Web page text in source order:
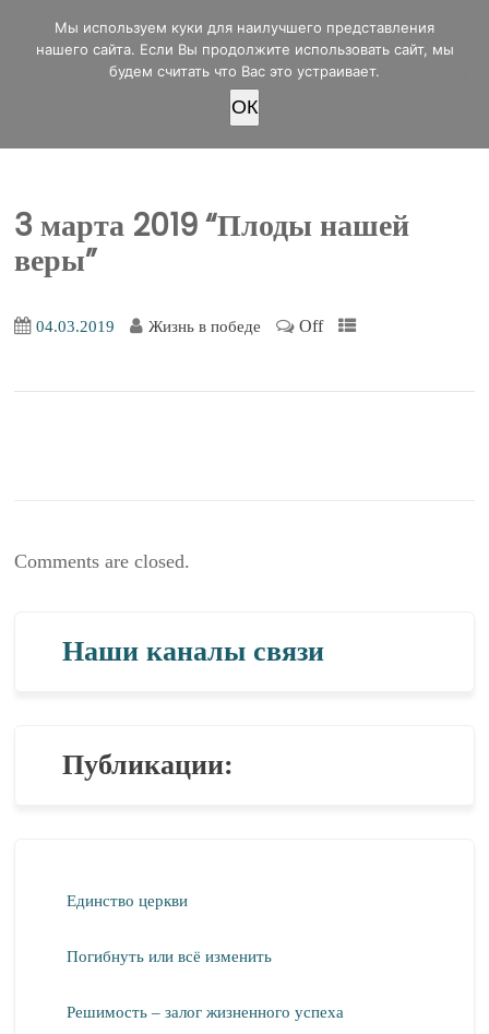
office@lifeinvictory.ru
+7 950 189 4420
Россия, г.Оренбург, ул.Мира 32/2
3 марта 2019 “Плоды нашей
веры”
04.03.2019 Жизнь в победе Off
Comments are closed.
Наши каналы связи
Публикации:
Единство церкви
Погибнуть или всё изменить
Решимость – залог жизненного успеха
Мы используем куки для наилучшего представления
нашего сайта. Если Вы продолжите использовать сайт, мы
будем считать что Вас это устраивает.
OК